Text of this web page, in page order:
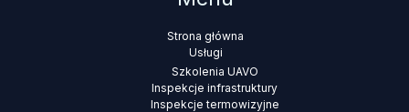
Strona główna
Usługi
Szkolenia UAVO
Inspekcje infrastruktury
Inspekcje termowizyjne